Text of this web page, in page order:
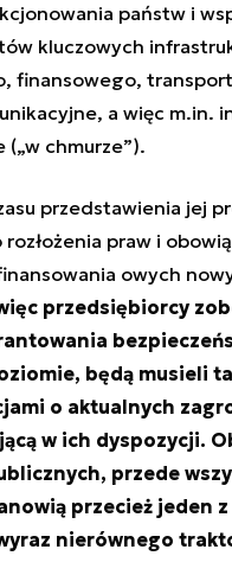
państw i
kluczowych
finansowego,
a więc m.in.
(„w chmurze”).
przedstawienia jej
praw i
owych
przedsiębiorcy
będą musieli
o aktualnych
w ich dyspozycji.
przede
przecież jeden
nierównego